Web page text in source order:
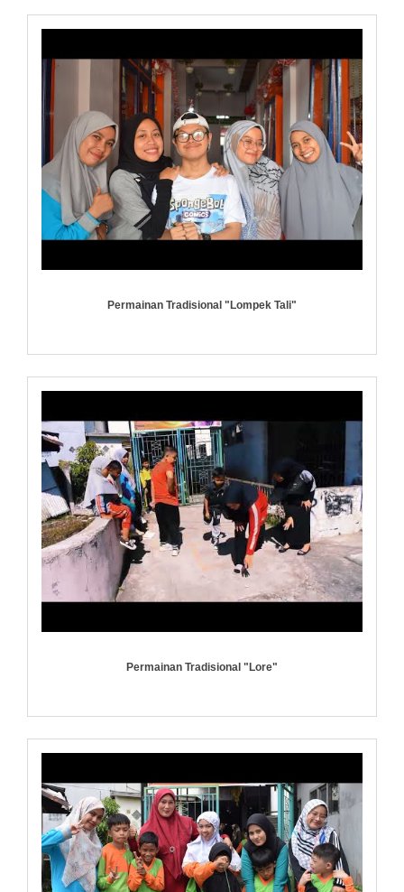
Permainan Tradisional "Lompek Tali"
Permainan Tradisional "Lore"